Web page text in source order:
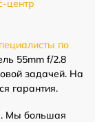
центр
по
55mm f/2.8
задачей. На
гарантия.
Мы большая